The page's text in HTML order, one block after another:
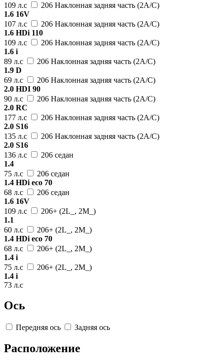
109 л.с
206 Наклонная задняя часть (2A/C)
1.6 16V
107 л.с
206 Наклонная задняя часть (2A/C)
1.6 HDi 110
109 л.с
206 Наклонная задняя часть (2A/C)
1.6 i
89 л.с
206 Наклонная задняя часть (2A/C)
1.9 D
69 л.с
206 Наклонная задняя часть (2A/C)
2.0 HDI 90
90 л.с
206 Наклонная задняя часть (2A/C)
2.0 RC
177 л.с
206 Наклонная задняя часть (2A/C)
2.0 S16
135 л.с
206 Наклонная задняя часть (2A/C)
2.0 S16
136 л.с
206 седан
1.4
75 л.с
206 седан
1.4 HDi eco 70
68 л.с
206 седан
1.6 16V
109 л.с
206+ (2L_, 2M_)
1.1
60 л.с
206+ (2L_, 2M_)
1.4 HDi eco 70
68 л.с
206+ (2L_, 2M_)
1.4 i
75 л.с
206+ (2L_, 2M_)
1.4 i
73 л.с
Ось
Передняя ось Задняя ось
Расположение